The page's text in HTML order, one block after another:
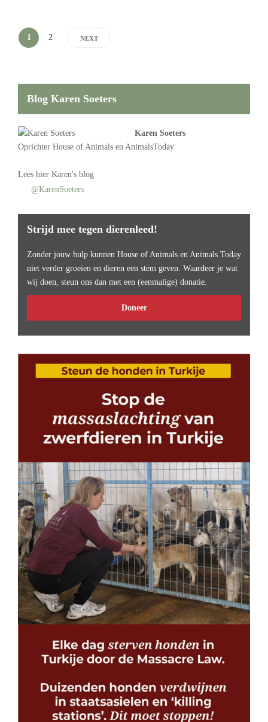
1 2 NEXT
Blog Karen Soeters
Karen Soeters
Oprichter House of Animals en AnimalsToday
Lees hier Karen's blog
@KarenSoeters
Strijd mee tegen dierenleed!
Zonder jouw hulp kunnen House of Animals en Animals Today
niet verder groeien en dieren een stem geven. Waardeer je wat
wij doen, steun ons dan met een (eenmalige) donatie.
Doneer